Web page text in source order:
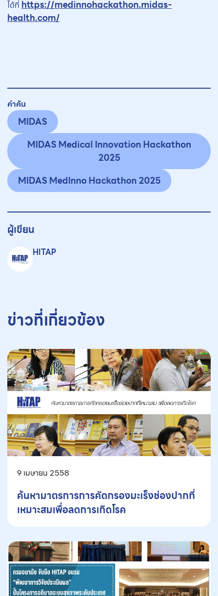
ได้ที่ https://medinnohackathon.midas-
health.com/
คำค้น
MIDAS
MIDAS Medical Innovation Hackathon
2025
MIDAS MedInno Hackathon 2025
ผู้เขียน
HITAP
ข่าวที่เกี่ยวข้อง
9 เมษายน 2558
ค้นหามาตรการการคัดกรองมะเร็งช่องปากที่
เหมาะสมเพื่อลดการเกิดโรค